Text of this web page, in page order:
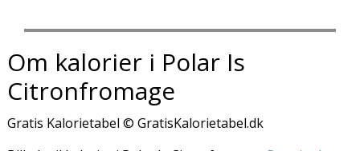
Om kalorier i Polar Is
Citronfromage
Gratis Kalorietabel © GratisKalorietabel.dk